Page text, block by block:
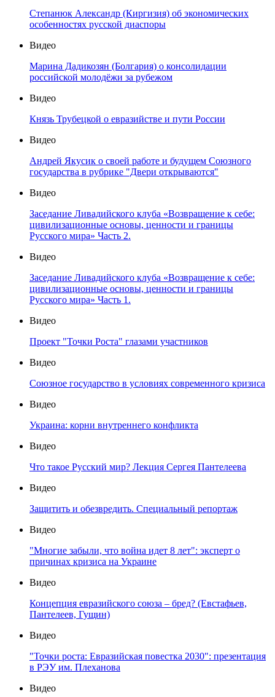
Степанюк Александр (Киргизия) об экономических
особенностях русской диаспоры
Видео
Марина Дадикозян (Болгария) о консолидации
российской молодёжи за рубежом
Видео
Князь Трубецкой о евразийстве и пути России
Видео
Андрей Якусик о своей работе и будущем Союзного
государства в рубрике "Двери открываются"
Видео
Заседание Ливадийского клуба «Возвращение к себе:
цивилизационные основы, ценности и границы
Русского мира» Часть 2.
Видео
Заседание Ливадийского клуба «Возвращение к себе:
цивилизационные основы, ценности и границы
Русского мира» Часть 1.
Видео
Проект "Точки Роста" глазами участников
Видео
Союзное государство в условиях современного кризиса
Видео
Украина: корни внутреннего конфликта
Видео
Что такое Русский мир? Лекция Сергея Пантелеева
Видео
Защитить и обезвредить. Специальный репортаж
Видео
"Многие забыли, что война идет 8 лет": эксперт о
причинах кризиса на Украине
Видео
Концепция евразийского союза – бред? (Евстафьев,
Пантелеев, Гущин)
Видео
"Точки роста: Евразийская повестка 2030": презентация
в РЭУ им. Плеханова
Видео